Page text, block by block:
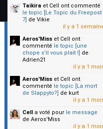
Taikira et Cell ont commenté
le topic [Le Topic du Freepost
7] de Vikie
il y a 1
Aeros'Miss et Cell ont
commenté le topic [une
chope s'il vous plait !] de
Adrien21
il y a 1
Aeros'Miss et Cell ont
commenté le topic [La mort
de Slappyto?] de kurt
il y a 1
Cell a voté pour le message
de Aeros'Miss
il y a 1